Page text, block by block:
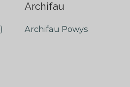
Archifau
Archifau Powys